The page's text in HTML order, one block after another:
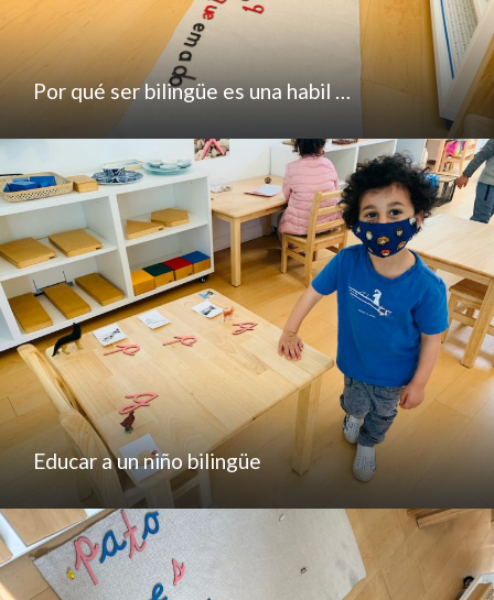
Por qué ser bilingüe es una habil …
Educar a un niño bilingüe